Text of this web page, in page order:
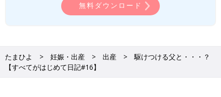
無料ダウンロード
たまひよ 妊娠・出産 出産
駆けつける父と・・・？
【すべてがはじめて日記#16】